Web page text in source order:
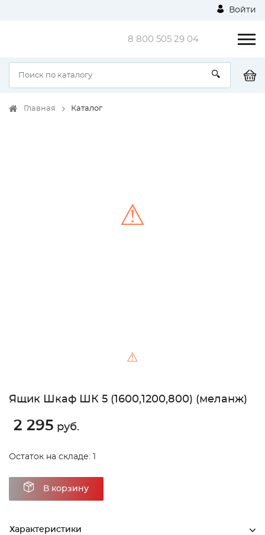
Войти
8 800 505 29 04
Главная Каталог
⚠
⚠
Ящик Шкаф ШК 5 (1600,1200,800) (меланж)
2 295 руб.
Остаток на складе: 1
В корзину
Характеристики